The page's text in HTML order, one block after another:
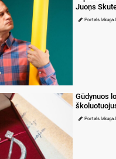
Juoņs
Portals
Gūdynuos
Portals